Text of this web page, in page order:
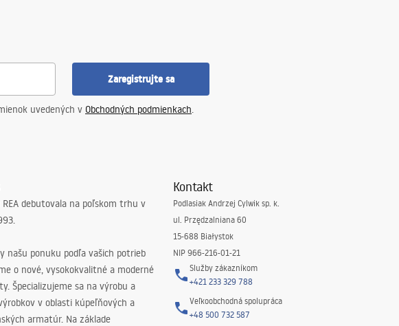
Zaregistrujte sa
uvedených v Obchodných podmienkach.
REA debutovala na poľskom trhu v
našu ponuku podľa vašich potrieb
o nové, vysokokvalitné a moderné
Špecializujeme sa na výrobu a
v oblasti kúpeľňových a
armatúr. Na základe
Kontakt
Podlasiak Andrzej Cylwik sp. k.
ul. Przędzalniana 60
15-688 Białystok
NIP 966-216-01-21
Služby zákazníkom
+421 233 329 788
Veľkoobchodná spolupráca
+48 500 732 587